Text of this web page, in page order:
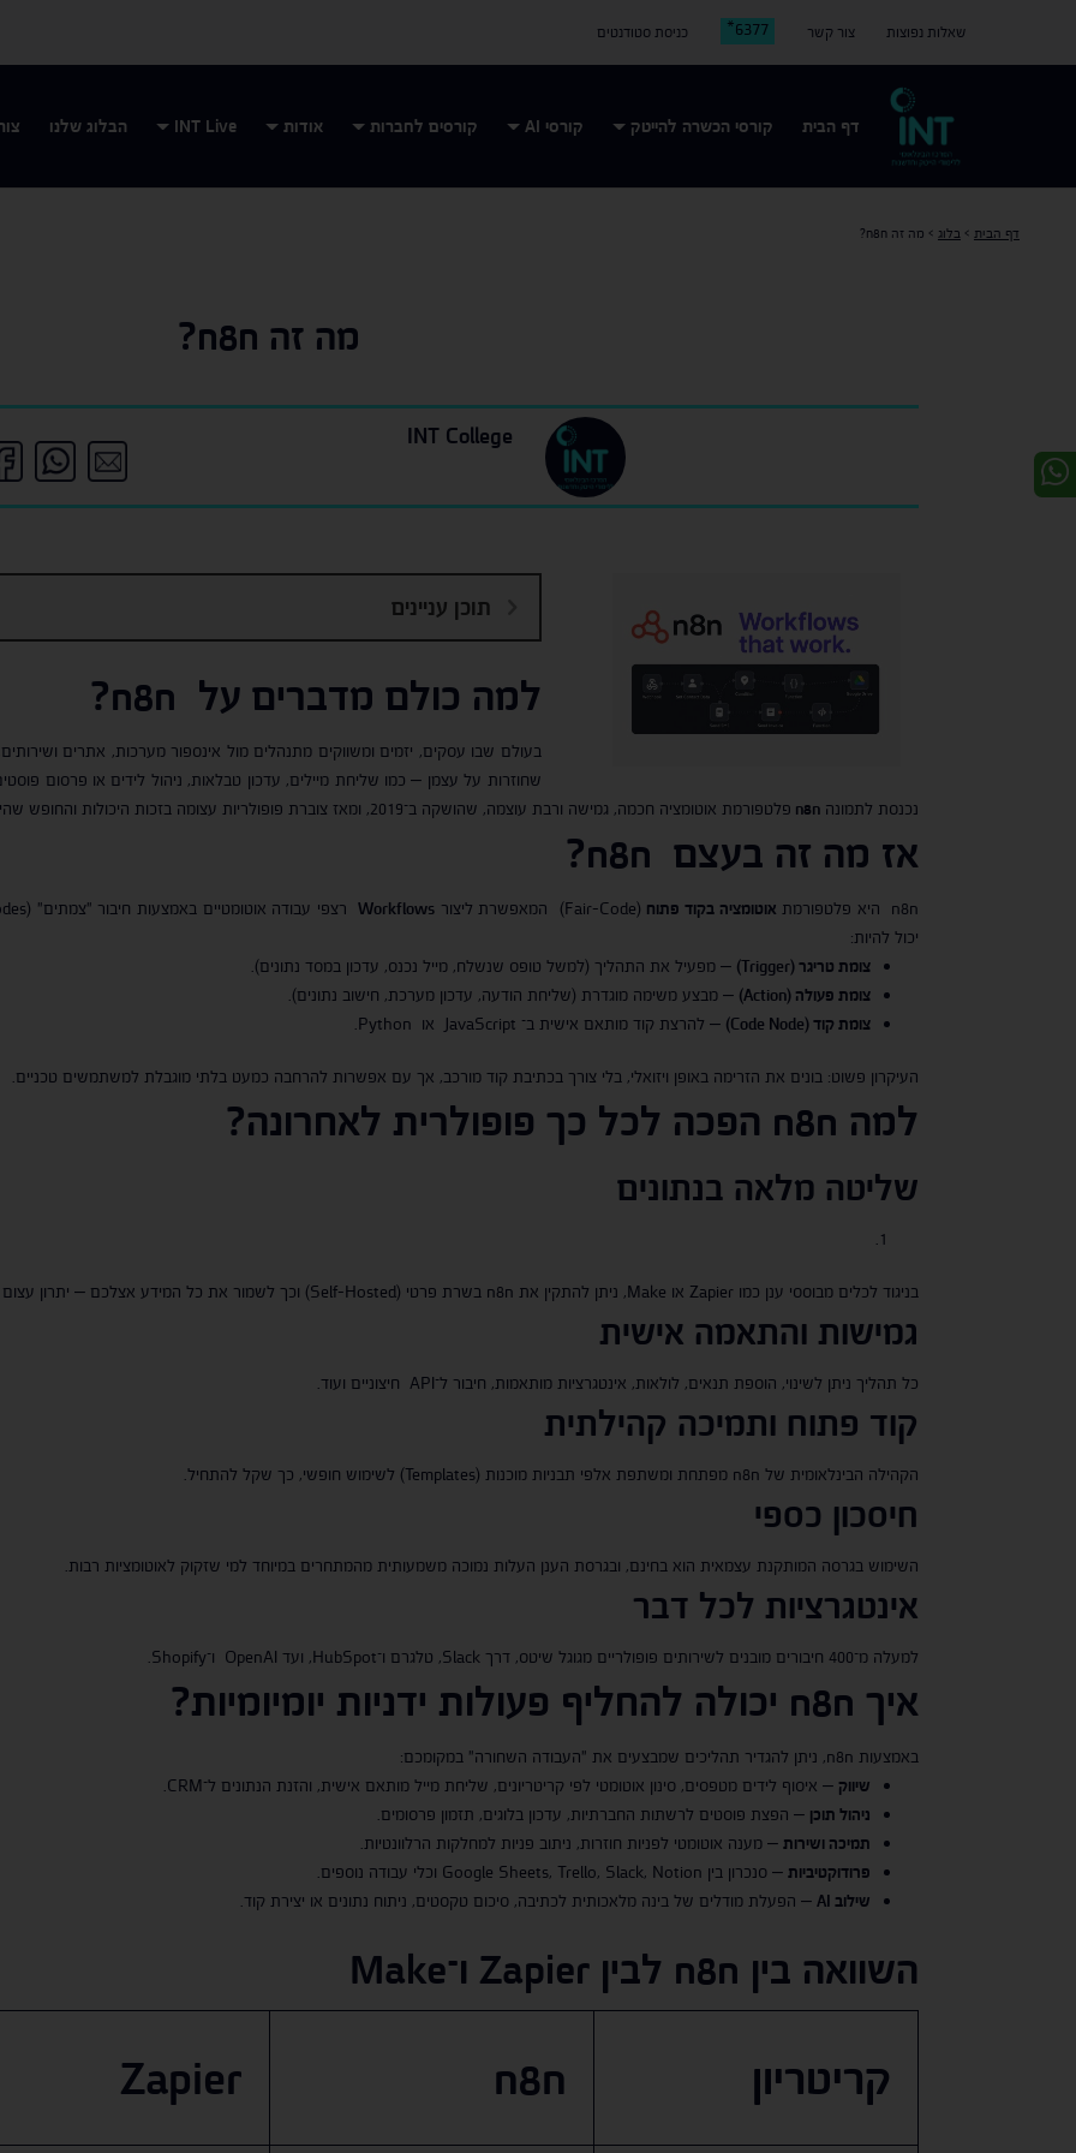
שאלות נפוצות צור קשר 6377* כניסת סטודנטים
דף הבית קורסי הכשרה להייטק קורסי AI קורסים לחברות אודות INT Live הבלוג שלנו
דף הבית >בלוג > מה זה n8n?
מה זה n8n?
INT College
תוכן עניינים
למה כולם מדברים על n8n?
בעולם שבו עסקים, יזמים ומשווקים מתנהלים מול אינספור מערכות, אתרים
שחוזרות על עצמן – כמו שליחת מיילים, עדכון טבלאות, ניהול לידים או פרסום
נכנסת לתמונה n8n פלטפורמת אוטומציה חכמה, גמישה ורבת עוצמה, שהושקה ב־2019, ומאז צוברת פופולריות עצומה בזכות היכולות והחופש שהיא מציעה.
אז מה זה בעצם n8n
?
n8n היא פלטפורמת אוטומציה בקוד פתוח (Fair-Code) המאפשרת ליצור
Workflows
יכול להיות:
צומת טריגר(Trigger)
– מפעיל את התהליך (למשל טופס שנשלח, מייל נכנס, עדכון במסד נתונים).
צומת פעולה (Action)
– מבצע משימה מוגדרת (שליחת הודעה, עדכון מערכת, חישוב נתונים).
צומת קוד(Code Node) – להרצת קוד מותאם אישית ב־ JavaScript או Python.
העיקרון פשוט: בונים את הזרימה באופן ויזואלי, בלי צורך בכתיבת קוד מורכב, אך עם אפשרות להרחבה כמעט בלתי מוגבלת למשתמשים טכניים.
למה הפכה לכל כך פופולרית לאחרונה?
שליטה מלאה בנתונים
בניגוד לכלים מבוססי ענן כמו Zapier או Make, ניתן להתקין את n8n בשרת פרטי (Self-Hosted) וכך לשמור את כל המידע אצלכם – יתרון עצום לעסקים עם מידע רגיש.
גמישות והתאמה אישית
כל תהליך ניתן לשינוי, הוספת תנאים, לולאות, אינטגרציות מותאמות, חיבור ל־API חיצוניים ועוד.
קוד פתוח ותמיכה קהילתית
הקהילה הבינלאומית של n8n מפתחת ומשתפת אלפי תבניות מוכנות (Templates) לשימוש חופשי, כך שקל להתחיל.
חיסכון כספי
השימוש בגרסה המותקנת עצמאית הוא בחינם, ובגרסת הענן העלות נמוכה משמעותית מהמתחרים במיוחד למי שזקוק לאוטומציות רבות.
אינטגרציות לכל דבר
למעלה מ־400 חיבורים מובנים לשירותים פופולריים מגוגל שיטס, דרך Slack, טלגרם ו־HubSpot, ועד OpenAI ו־Shopify.
איך יכולה להחליף פעולות ידניות יומיומיות?
באמצעות n8n, ניתן להגדיר תהליכים שמבצעים את "העבודה השחורה" במקומכם:
שיווק – איסוף לידים מטפסים, סינון אוטומטי לפי קריטריונים, שליחת מייל מותאם אישית, והזנת הנתונים ל־CRM.
ניהול תוכן – הפצת פוסטים לרשתות החברתיות, עדכון בלוגים, תזמון פרסומים.
תמיכה ושירות– מענה אוטומטי לפניות חוזרות, ניתוב פניות למחלקות הרלוונטיות.
פרודוקטיביות– סנכרון בין Google Sheets, Trello, Slack, Notion וכלי עבודה נוספים.
שילובAI – הפעלת מודלים של בינה מלאכותית לכתיבה, סיכום טקסטים, ניתוח נתונים או יצירת קוד.
השוואה בין לבין ו־Make
קריטריון n8n
Zapier